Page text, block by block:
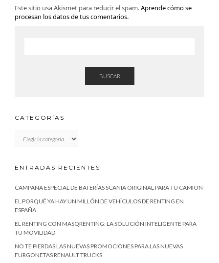
Este sitio usa Akismet para reducir el spam.Aprende cómo se
procesan los datos de tus comentarios.
BUSCAR
CATEGORÍAS
ENTRADAS RECIENTES
CAMPAÑA ESPECIAL DE BATERÍAS SCANIA ORIGINAL PARA TU CAMION
EL PORQUÉ YA HAY UN MILLÓN DE VEHÍCULOS DE RENTING EN
ESPAÑA
EL RENTING CON MASQRENTING: LA SOLUCIÓN INTELIGENTE PARA
TU MOVILIDAD
NO TE PIERDAS LAS NUEVAS PROMOCIONES PARA LAS NUEVAS
FURGONETAS RENAULT TRUCKS